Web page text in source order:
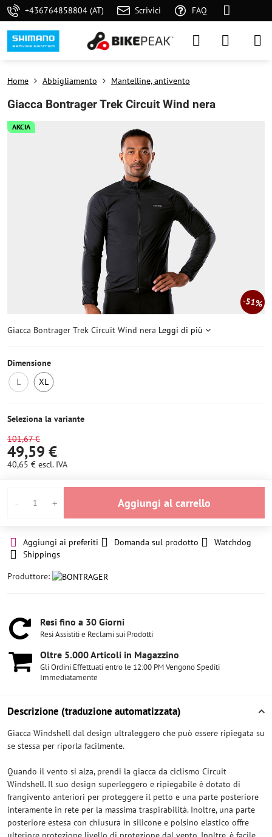
+436764858804 (AT) Scrivici FAQ
AKCIA
51%
Home Abbigliamento Mantelline, antivento
Giacca Bontrager Trek Circuit Wind nera
Giacca Bontrager Trek Circuit Wind nera Leggi di più
Dimensione
L
XL
Seleziona la variante
101,67 €
49,59 €
40,65 € escl. IVA
Aggiungi al carrello
Aggiungi ai preferiti Domanda sul prodotto
Watchdog
Shippings
Produttore:
Resi fino a 30 Giorni
Resi Assistiti e Reclami sui Prodotti
Oltre 5​.000 Articoli in Magazzino
Gli Ordini Effettuati entro le 12:00 PM Vengono Spediti
Immediatamente
Descrizione (traduzione automatizzata)
Giacca Windshell dal design ultraleggero che può essere ripiegata su
se stessa per riporla facilmente.
Quando il vento si alza, prendi la giacca da ciclismo Circuit
Windshell. Il suo design superleggero e ripiegabile è dotato di
frangivento anteriori per proteggere il petto e una parte posteriore
interamente in rete per la massima traspirabilità. Inoltre, una parte
posteriore estesa con chiusura in silicone e polsino elastico offre